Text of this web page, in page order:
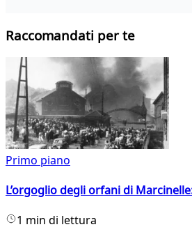
Raccomandati per te
Primo piano
L’orgoglio degli orfani di
1 min di lettura